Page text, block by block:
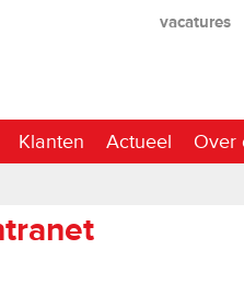
vacatures
Klanten Actueel Over